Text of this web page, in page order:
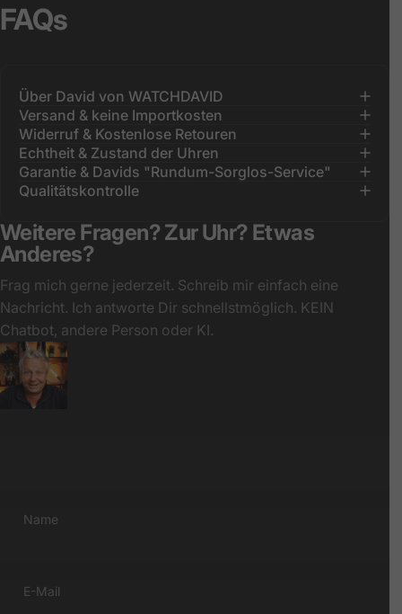
FAQs
Über David von WATCHDAVID
Versand & keine Importkosten
Widerruf & Kostenlose Retouren
Echtheit & Zustand der Uhren
Garantie & Davids "Rundum-Sorglos-Service"
Qualitätskontrolle
Weitere Fragen? Zur Uhr? Etwas
Anderes?
Frag mich gerne jederzeit. Schreib mir einfach eine
Nachricht. Ich antworte Dir schnellstmöglich. KEIN
Chatbot, andere Person oder KI.
Name
E-Mail